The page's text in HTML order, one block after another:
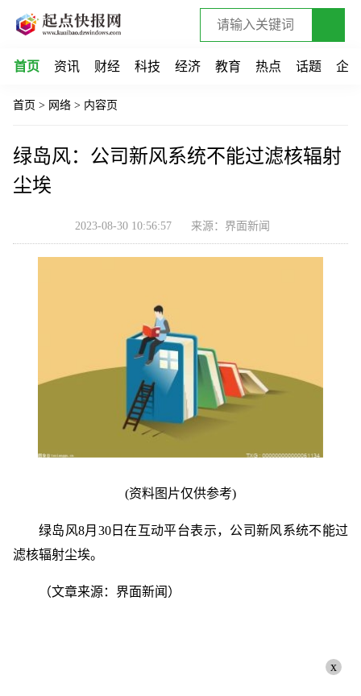
首页 资讯 财经 科技 经济 教育 热点 话题 企业
首页 > 网络 > 内容页
绿岛风：公司新风系统不能过滤核辐射
尘埃
2023-08-30 10:56:57 来源：界面新闻
(资料图片仅供参考)
绿岛风8月30日在互动平台表示，公司新风系统不能过
滤核辐射尘埃。
（文章来源：界面新闻）
x